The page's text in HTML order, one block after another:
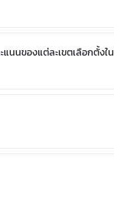
นของแต่ละเขตเลือกตั้งใน